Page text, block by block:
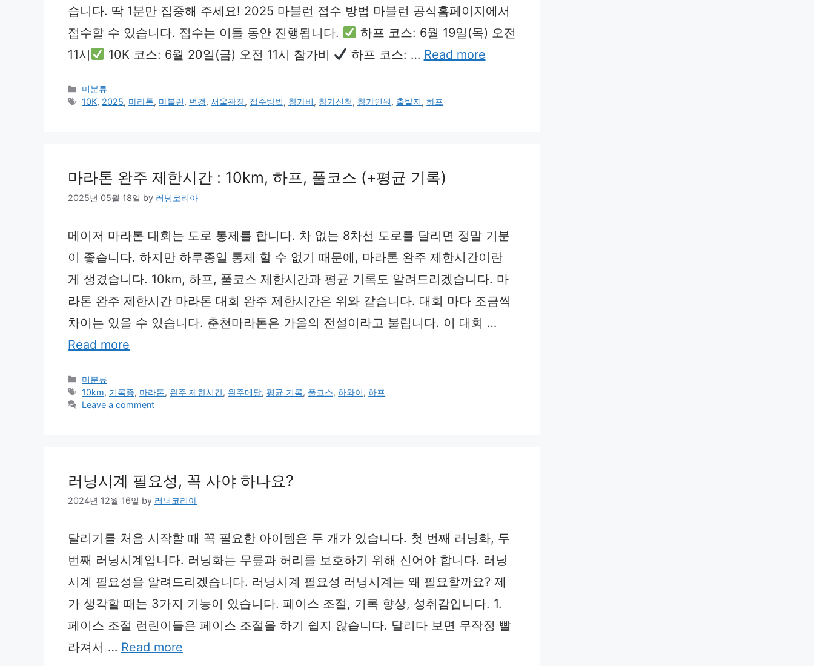
습니다. 딱 1분만 집중해 주세요! 2025 마블런 접수 방법 마블런 공식홈페이지에서
접수할 수 있습니다. 접수는 이틀 동안 진행됩니다.
하프 코스: 6월 19일(목) 오전
11시
10K 코스: 6월 20일(금) 오전 11시 참가비 하프 코스: … Read more
Categories
미분류
Tags
10K, 2025, 마라톤, 마블런, 변경,서울광장, 접수방법, 참가비, 참가신청, 참가인원, 출발지,하프
마라톤 완주 제한시간 : 10km, 하프, 풀코스 (+평균 기록)
2025년 05월 18일 by 러닝코리아
메이저 마라톤 대회는 도로 통제를 합니다. 차 없는 8차선 도로를 달리면 정말 기분
이 좋습니다. 하지만 하루종일 통제 할 수 없기 때문에, 마라톤 완주 제한시간이란
게 생겼습니다. 10km, 하프, 풀코스 제한시간과 평균 기록도 알려드리겠습니다. 마
라톤 완주 제한시간 마라톤 대회 완주 제한시간은 위와 같습니다. 대회 마다 조금씩
차이는 있을 수 있습니다. 춘천마라톤은 가을의 전설이라고 불립니다. 이 대회 …
Read more
Categories
미분류
Tags
10km, 기록증, 마라톤, 완주 제한시간, 완주메달,평균 기록, 풀코스,하와이,하프
Leave a comment
러닝시계 필요성, 꼭 사야 하나요?
2024년 12월 16일 by 러닝코리아
달리기를 처음 시작할 때 꼭 필요한 아이템은 두 개가 있습니다. 첫 번째 러닝화, 두
번째 러닝시계입니다. 러닝화는 무릎과 허리를 보호하기 위해 신어야 합니다. 러닝
시계 필요성을 알려드리겠습니다. 러닝시계 필요성 러닝시계는 왜 필요할까요? 제
가 생각할 때는 3가지 기능이 있습니다. 페이스 조절, 기록 향상, 성취감입니다. 1.
페이스 조절 런린이들은 페이스 조절을 하기 쉽지 않습니다. 달리다 보면 무작정 빨
라져서 … Read more